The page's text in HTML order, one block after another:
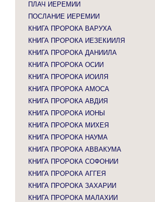
ПЛАЧ ИЕРЕМИИ
ПОСЛАНИЕ ИЕРЕМИИ
КНИГА ПРОРОКА ВАРУХА
КНИГА ПРОРОКА ИЕЗЕКИИЛЯ
КНИГА ПРОРОКА ДАНИИЛА
КНИГА ПРОРОКА ОСИИ
КНИГА ПРОРОКА ИОИЛЯ
КНИГА ПРОРОКА АМОСА
КНИГА ПРОРОКА АВДИЯ
КНИГА ПРОРОКА ИОНЫ
КНИГА ПРОРОКА МИХЕЯ
КНИГА ПРОРОКА НАУМА
КНИГА ПРОРОКА АВВАКУМА
КНИГА ПРОРОКА СОФОНИИ
КНИГА ПРОРОКА АГГЕЯ
КНИГА ПРОРОКА ЗАХАРИИ
КНИГА ПРОРОКА МАЛАХИИ